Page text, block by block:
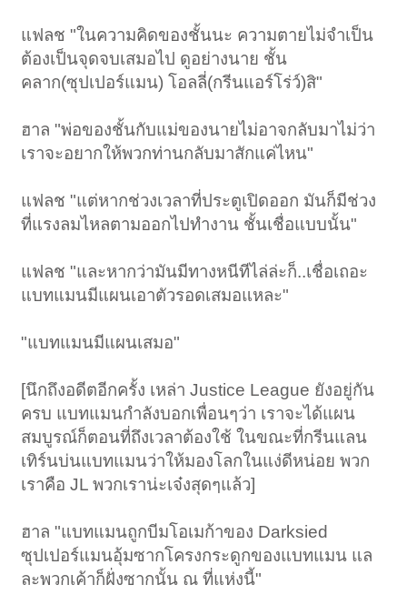
แฟลช "ในความคิดของชั้นนะ ความตายไม่จำเป็น
ต้องเป็นจุดจบเสมอไป ดูอย่างนาย ชั้น
คลาก(ซุปเปอร์แมน) โอลลี่(กรีนแอร์โร่ว์)สิ"
ฮาล "พ่อของชั้นกับแม่ของนายไม่อาจกลับมาไม่ว่า
เราจะอยากให้พวกท่านกลับมาสักแค่ไหน"
แฟลช "แต่หากช่วงเวลาที่ประตูเปิดออก มันก็มีช่วง
ที่แรงลมไหลตามออกไปทำงาน ชั้นเชื่อแบบนั้น"
แฟลช "และหากว่ามันมีทางหนีทีไล่ล่ะก็..เชื่อเถอะ
แบทแมนมีแผนเอาตัวรอดเสมอแหละ"
"แบทแมนมีแผนเสมอ"
[นึกถึงอดีตอีกครั้ง เหล่า Justice League ยังอยู่กัน
ครบ แบทแมนกำลังบอกเพื่อนๆว่า เราจะได้แผน
สมบูรณ์ก็ตอนที่ถึงเวลาต้องใช้ ในขณะที่กรีนแลน
เทิร์นบ่นแบทแมนว่าให้มองโลกในแง่ดีหน่อย พวก
เราคือ JL พวกเราน่ะเจ๋งสุดๆแล้ว]
ฮาล "แบทแมนถูกบีมโอเมก้าของ Darksied
ซุปเปอร์แมนอุ้มซากโครงกระดูกของแบทแมน แล
ละพวกเค้าก็ฝั่งซากนั้น ณ ที่แห่งนี้"